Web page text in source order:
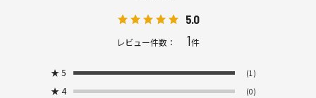
5.0
レビュー件数： 1件
★ 5 (1)
★ 4 (0)